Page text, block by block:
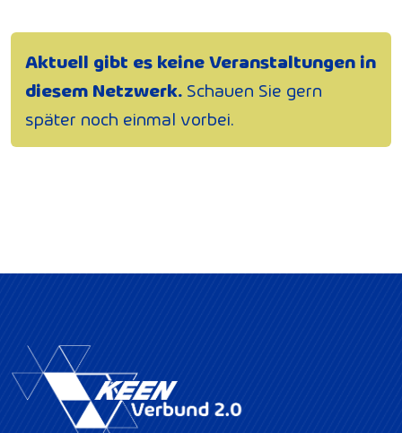
Aktuell gibt es keine Veranstaltungen in
diesem Netzwerk. Schauen Sie gern
später noch einmal vorbei.